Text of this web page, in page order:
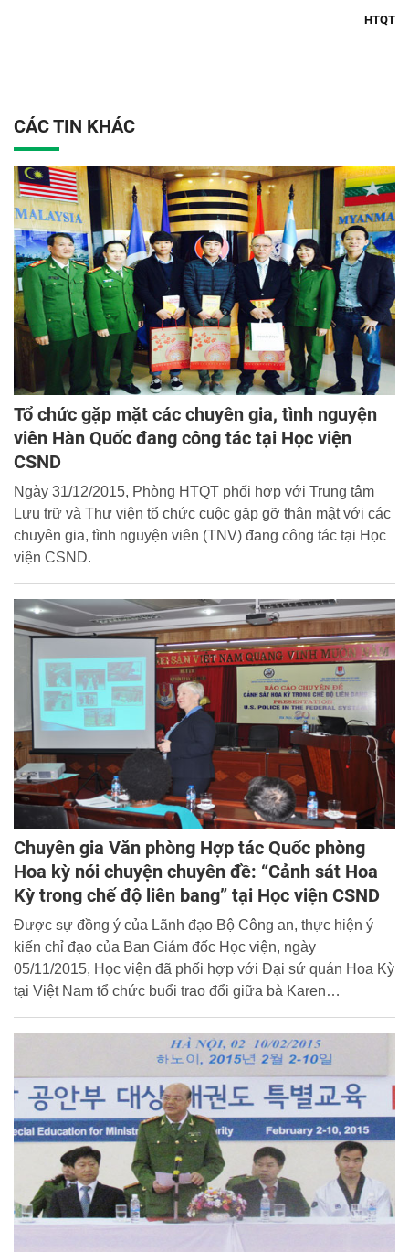
HTQT
CÁC TIN KHÁC
Tổ chức gặp mặt các chuyên gia, tình nguyện
viên Hàn Quốc đang công tác tại Học viện
CSND
Ngày 31/12/2015, Phòng HTQT phối hợp với Trung tâm
Lưu trữ và Thư viện tổ chức cuộc gặp gỡ thân mật với các
chuyên gia, tình nguyện viên (TNV) đang công tác tại Học
viện CSND.
Chuyên gia Văn phòng Hợp tác Quốc phòng
Hoa kỳ nói chuyện chuyên đề: “Cảnh sát Hoa
Kỳ trong chế độ liên bang” tại Học viện CSND
Được sự đồng ý của Lãnh đạo Bộ Công an, thực hiện ý
kiến chỉ đạo của Ban Giám đốc Học viện, ngày
05/11/2015, Học viện đã phối hợp với Đại sứ quán Hoa Kỳ
tại Việt Nam tổ chức buổi trao đổi giữa bà Karen
phòng Hợp tác quốc phòng Hoa Kỳ và học viên Học viện
với chủ đề: “Cảnh sát Hoa Kỳ trong chế độ liên bang”.